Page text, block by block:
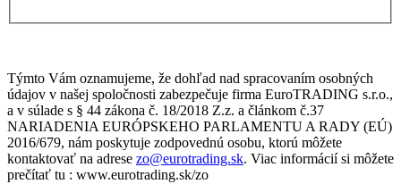
Týmto Vám oznamujeme, že dohľad nad spracovaním osobných
údajov v našej spoločnosti zabezpečuje firma EuroTRADING s.r.o.,
a v súlade s § 44 zákona č. 18/2018 Z.z. a článkom č.37
NARIADENIA EURÓPSKEHO PARLAMENTU A RADY (EÚ)
2016/679, nám poskytuje zodpovednú osobu, ktorú môžete
kontaktovať na adrese zo@eurotrading.sk. Viac informácií si môžete
prečítať tu : www.eurotrading.sk/zo